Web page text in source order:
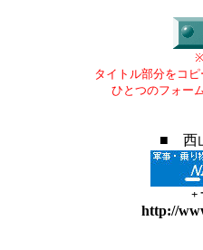
タイトル部分をコ
ひとつのフォー
■ 西
+
http://